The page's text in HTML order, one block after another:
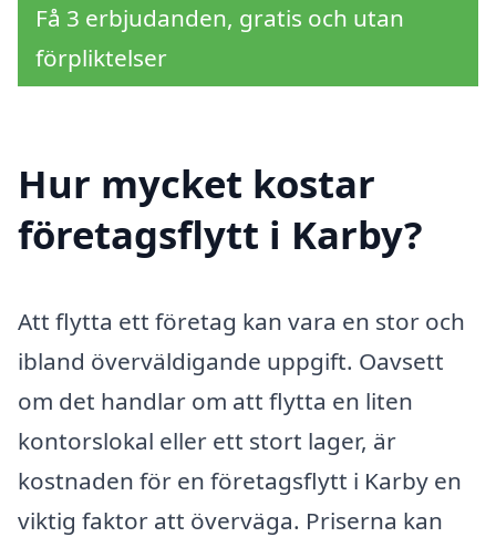
Få 3 erbjudanden, gratis och utan
förpliktelser
Hur mycket kostar
företagsflytt i Karby?
Att flytta ett företag kan vara en stor och
ibland överväldigande uppgift. Oavsett
om det handlar om att flytta en liten
kontorslokal eller ett stort lager, är
kostnaden för en företagsflytt i Karby en
viktig faktor att överväga. Priserna kan